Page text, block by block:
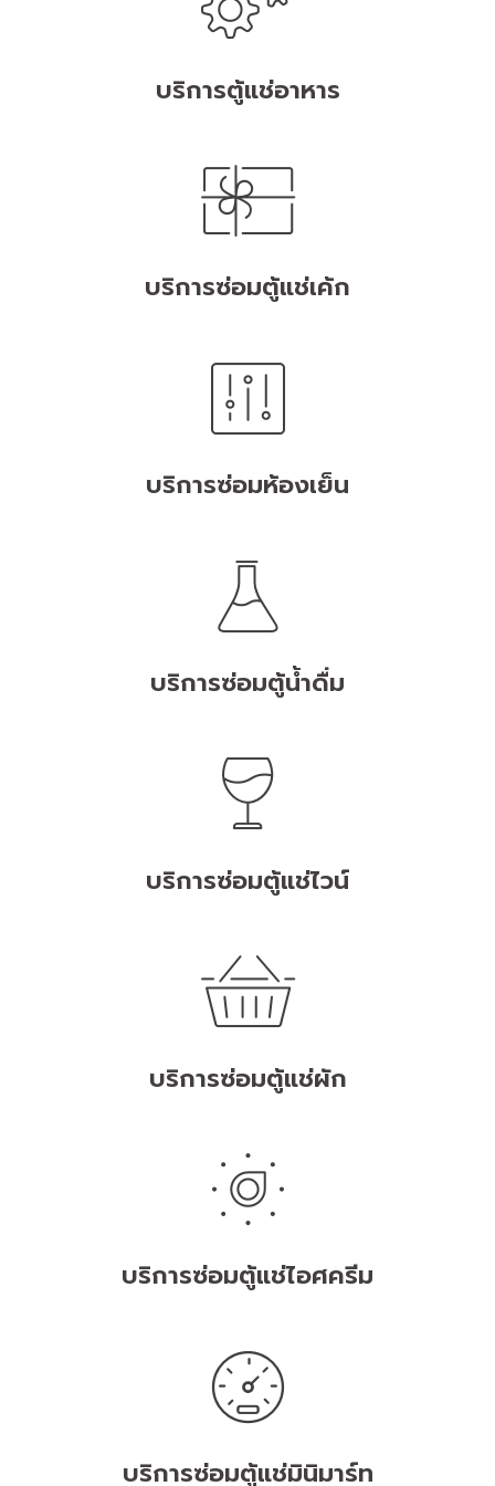
บริการตู้แช่อาหาร
บริการซ่อมตู้แช่เค้ก
บริการซ่อมห้องเย็น
บริการซ่อมตู้น้ำดื่ม
บริการซ่อมตู้แช่ไวน์
บริการซ่อมตู้แช่ผัก
บริการซ่อมตู้แช่ไอศครีม
บริการซ่อมตู้แช่มินิมาร์ท